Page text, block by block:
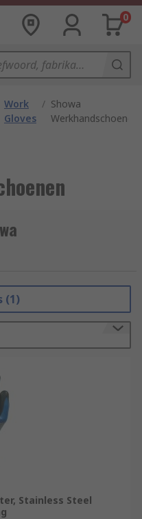
0
Work
Gloves
/ Showa
Werkhandschoenen
(1)
Stainless Steel